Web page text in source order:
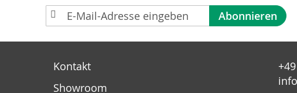
A
n
m
Abonnieren
Kontakt
Showroom